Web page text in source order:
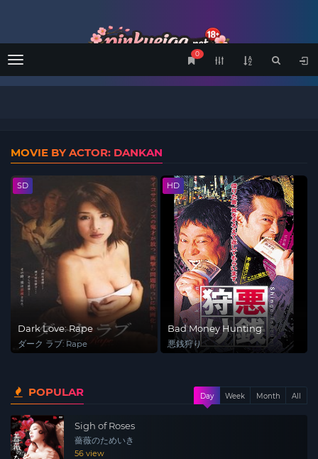
Menu
0
MOVIE BY ACTOR: DANKAN
SD
Dark Love: Rape
ダーク ラブ: Rape
HD
Bad Money Hunting
悪銭狩り
POPULAR Day Week Month All
Sigh of Roses
薔薇のためいき
56 view